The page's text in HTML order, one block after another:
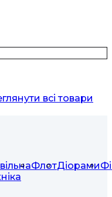
всі товари
ФлотДіорами